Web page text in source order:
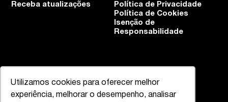
Utilizamos cookies para oferecer melhor
experiência, melhorar o desempenho, analisar
Política de Privacidade
Política de Cookies
Isenção de
Responsabilidade
Receba atualizações